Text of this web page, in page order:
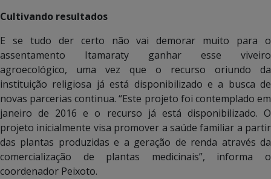
Cultivando resultados
E se tudo der certo não vai demorar muito para o
assentamento Itamaraty ganhar esse viveiro
agroecológico, uma vez que o recurso oriundo da
instituição religiosa já está disponibilizado e a busca de
novas parcerias continua. “Este projeto foi contemplado em
janeiro de 2016 e o recurso já está disponibilizado. O
projeto inicialmente visa promover a saúde familiar a partir
das plantas produzidas e a geração de renda através da
comercialização de plantas medicinais”, informa o
coordenador Peixoto.